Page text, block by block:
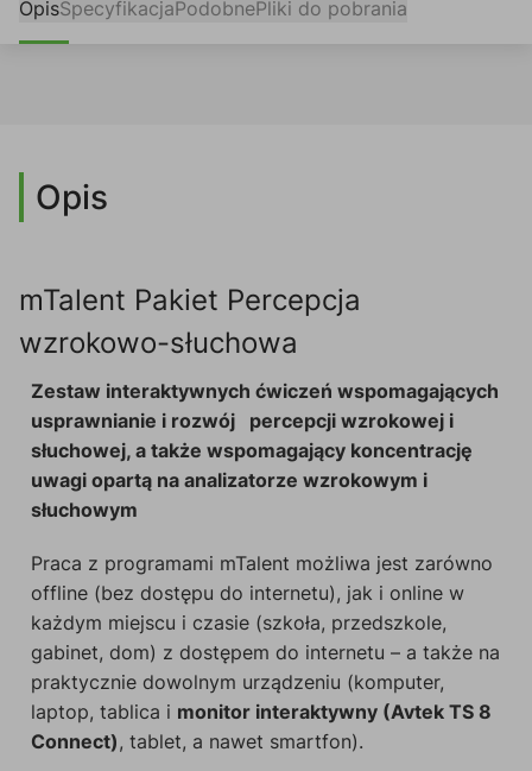
OpisSpecyfikacjaPodobnePliki do pobrania
Opis
mTalent Pakiet Percepcja
wzrokowo-słuchowa
Zestaw interaktywnych ćwiczeń wspomagających
usprawnianie i rozwój percepcji wzrokowej i
słuchowej, a także wspomagający koncentrację
uwagi opartą na analizatorze wzrokowym i
słuchowym
Praca z programami mTalent możliwa jest zarówno
offline (bez dostępu do internetu), jak i online w
każdym miejscu i czasie (szkoła, przedszkole,
gabinet, dom) z dostępem do internetu – a także na
praktycznie dowolnym urządzeniu (komputer,
laptop, tablica i monitor interaktywny (Avtek TS 8
Connect), tablet, a nawet smartfon).